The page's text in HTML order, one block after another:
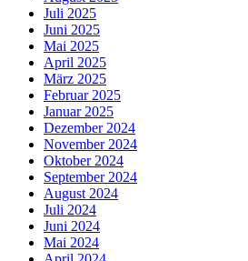
Juli 2025
Juni 2025
Mai 2025
April 2025
März 2025
Februar 2025
Januar 2025
Dezember 2024
November 2024
Oktober 2024
September 2024
August 2024
Juli 2024
Juni 2024
Mai 2024